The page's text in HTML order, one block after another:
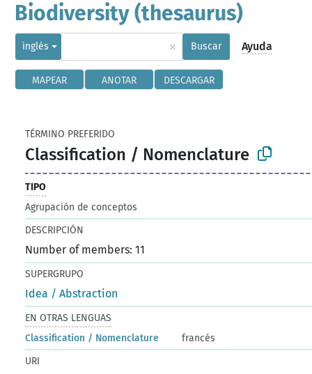
Biodiversity (thesaurus)
inglés × Buscar Ayuda
MAPEAR ANOTAR DESCARGAR
TÉRMINO PREFERIDO
Classification / Nomenclature
TIPO
Agrupación de conceptos
DESCRIPCIÓN
Number of members: 11
SUPERGRUPO
Idea / Abstraction
EN OTRAS LENGUAS
Classification / Nomenclature
francés
URI